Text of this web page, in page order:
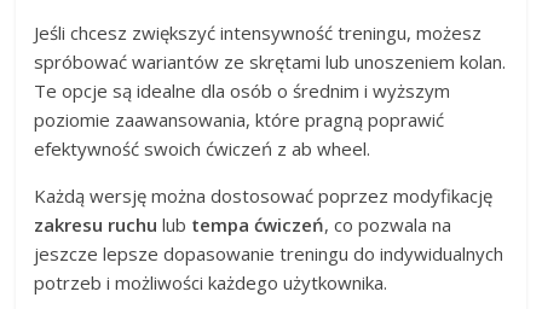
Jeśli chcesz zwiększyć intensywność treningu, możesz
spróbować wariantów ze skrętami lub unoszeniem kolan.
Te opcje są idealne dla osób o średnim i wyższym
poziomie zaawansowania, które pragną poprawić
efektywność swoich ćwiczeń z ab wheel.
Każdą wersję można dostosować poprzez modyfikację
zakresu ruchu lub tempa ćwiczeń, co pozwala na
jeszcze lepsze dopasowanie treningu do indywidualnych
potrzeb i możliwości każdego użytkownika.